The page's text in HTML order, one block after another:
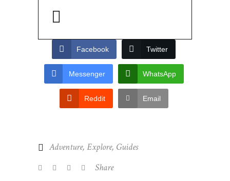
Facebook Twitter
Messenger WhatsApp
Reddit Email
Adventure, Explore, Guides
Share